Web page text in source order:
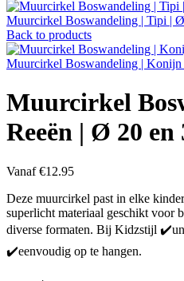
Muurcirkel Boswandeling | Tipi |
Back to products
Muurcirkel Boswandeling |
Muurcirkel
Reeën | Ø 20 en
Vanaf €12.95
Deze muurcirkel past in elke
superlicht materiaal geschikt voor
diverse formaten. Bij Kidzstijl
✔️eenvoudig op te hangen.